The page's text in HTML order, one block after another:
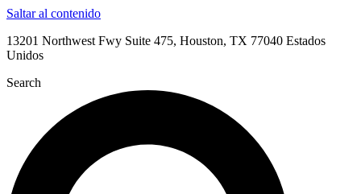
Saltar al contenido
13201 Northwest Fwy Suite 475, Houston, TX 77040 Estados
Unidos
Search